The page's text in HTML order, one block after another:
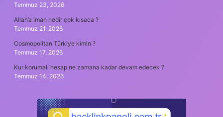
Temmuz 23, 2026
Allah’a iman nedir çok kısaca ?
Temmuz 21, 2026
Cosmopolitan Türkiye kimin ?
Temmuz 17, 2026
Kur korumalı hesap ne zamana kadar devam edecek ?
Temmuz 14, 2026